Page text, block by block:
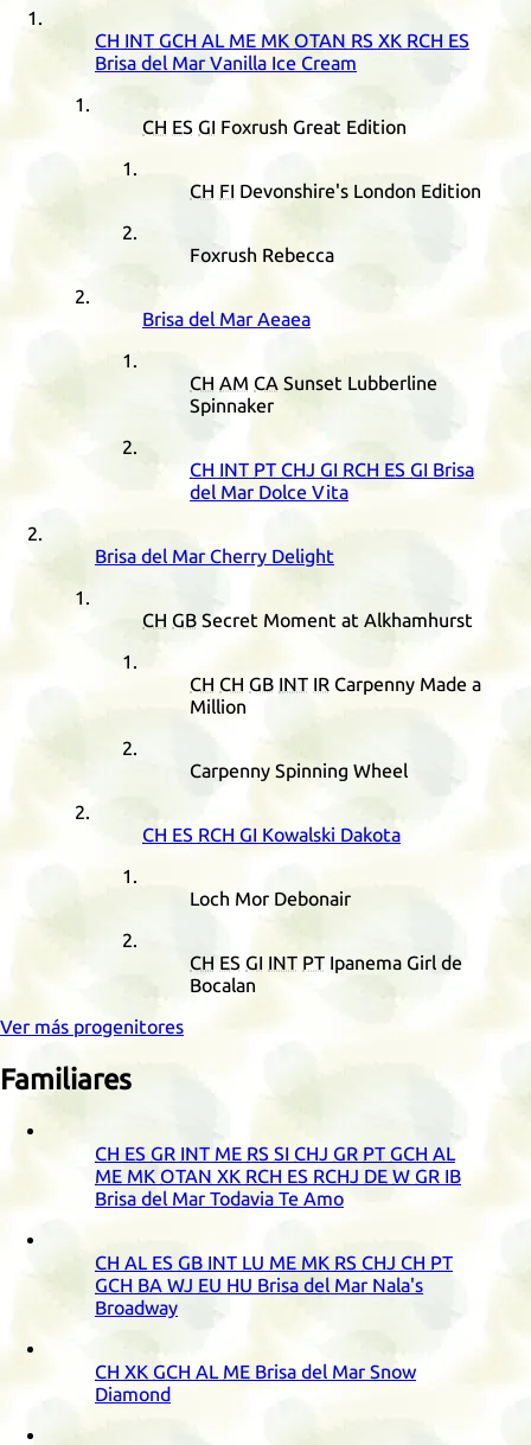
CH INT GCH AL ME MK OTAN RS XK RCH ES
Brisa del Mar Vanilla Ice Cream
CH ES GI Foxrush Great Edition
CH FI Devonshire's London Edition
Foxrush Rebecca
Brisa del Mar Aeaea
CH AM CA Sunset Lubberline
Spinnaker
CH INT PT CHJ GI RCH ES GI Brisa
del Mar Dolce Vita
Brisa del Mar Cherry Delight
CH GB Secret Moment at Alkhamhurst
CH CH GB INT IR Carpenny Made a
Million
Carpenny Spinning Wheel
CH ES RCH GI Kowalski Dakota
Loch Mor Debonair
CH ES GI INT PT Ipanema Girl de
Bocalan
Ver más progenitores
Familiares
CH ES GR INT ME RS SI CHJ GR PT GCH AL
ME MK OTAN XK RCH ES RCHJ DE W GR IB
Brisa del Mar Todavia Te Amo
CH AL ES GB INT LU ME MK RS CHJ CH PT
GCH BA WJ EU HU Brisa del Mar Nala's
Broadway
CH XK GCH AL ME Brisa del Mar Snow
Diamond